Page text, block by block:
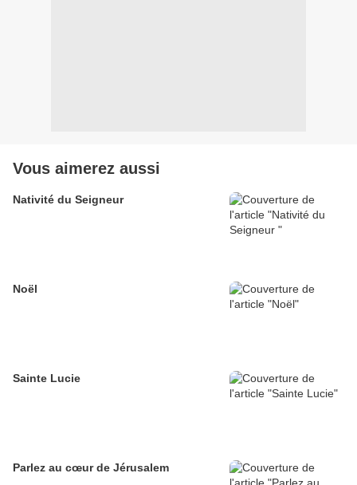
Vous aimerez aussi
Nativité du Seigneur
Noël
Sainte Lucie
Parlez au cœur de Jérusalem